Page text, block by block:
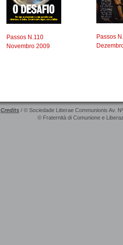
Passos N.110
Novembro 2009
Passos
Credits / © Sociedade Litterae Communionis Av.
© Fraternità di Comunione e